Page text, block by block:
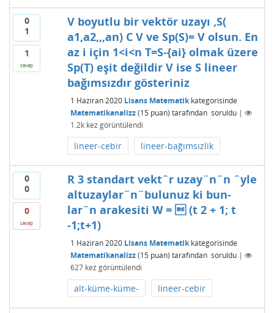
0
1
1
cevap
V boyutlu bir vektör uzayı ,S(
a1,a2,,,an) C V ve Sp(S)= V olsun. En
az i için 1<i<n T=S-{ai} olmak üzere
Sp(T) eşit değildir V ise S lineer
bağımsızdır gösteriniz
1 Haziran 2020 Lisans Matematikkategorisinde
Matematikanalizz (15 puan) tarafından soruldu |
1.2kkez görüntülendi
lineer-cebir lineer-bağımsızlik
0
0
0
cevap
R 3 standart vektˆr uzay¨n¨n ˆyle
altuzaylar¨n¨bulunuz ki bun-
lar¨n arakesiti W =  (t 2 + 1; t
-1;t+1)
1 Haziran 2020 Lisans Matematikkategorisinde
Matematikanalizz (15 puan) tarafından soruldu |
627kez görüntülendi
alt-küme-küme- lineer-cebir